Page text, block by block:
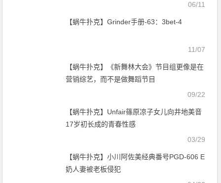
06/11
【蜗牛扑克】Grinder手册-63：3bet-4
11/07
【蜗牛扑克】《新舞林大会》节目组更像是在
营销综艺，而不是做舞蹈节目
09/22
【蜗牛扑克】Unfair篠原凉子女儿向井地美音
17岁初长成的青春性感
03/29
【蜗牛扑克】小川阿佐美经典番号PGD-606 E
奶人妻被老板侵犯